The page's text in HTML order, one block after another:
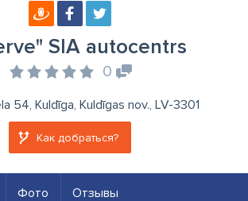
SIA autocentrs
0
54, Kuldīga, Kuldīgas nov., LV-3301
Как добраться?
Фото Отзывы